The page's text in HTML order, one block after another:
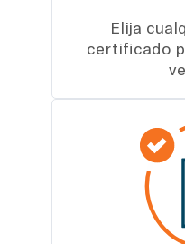
Elija
certificado